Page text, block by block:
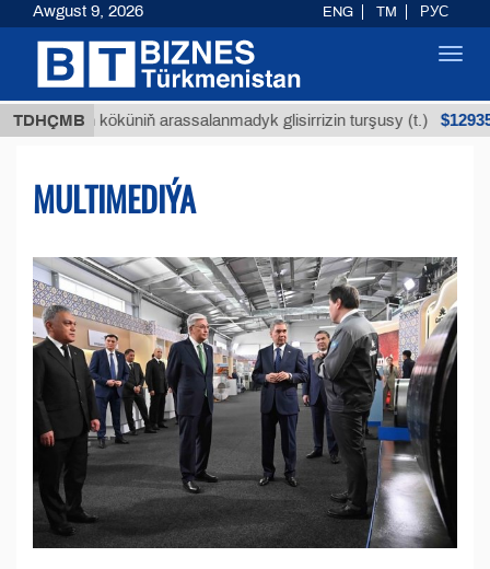
TDHÇMB
köküniň arassalanmadyk glisirrizin turşusy (t.) $12935,18
MULTIMEDIÝA
Awgust 9, 2026 ENG TM РУС